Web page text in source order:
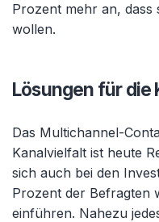
Prozent mehr an, dass
wollen.
Lösungen für die
Das Multichannel-
Kanalvielfalt ist heute
sich auch bei den
Prozent der Befragten
einführen. Nahezu